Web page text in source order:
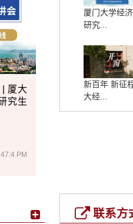
厦大
究生
PM
厦门大学经
研究...
新百年 新征
大经...
联系方